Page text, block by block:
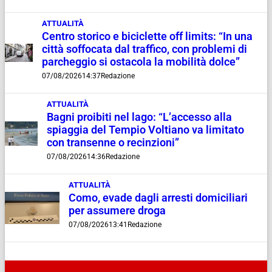
ATTUALITÀ
Centro storico e biciclette off limits: “In una
città soffocata dal traffico, con problemi di
parcheggio si ostacola la mobilità dolce”
07/08/202614:37Redazione
ATTUALITÀ
Bagni proibiti nel lago: “L’accesso alla
spiaggia del Tempio Voltiano va limitato
con transenne o recinzioni”
07/08/202614:36Redazione
ATTUALITÀ
Como, evade dagli arresti domiciliari
per assumere droga
07/08/202613:41 Redazione